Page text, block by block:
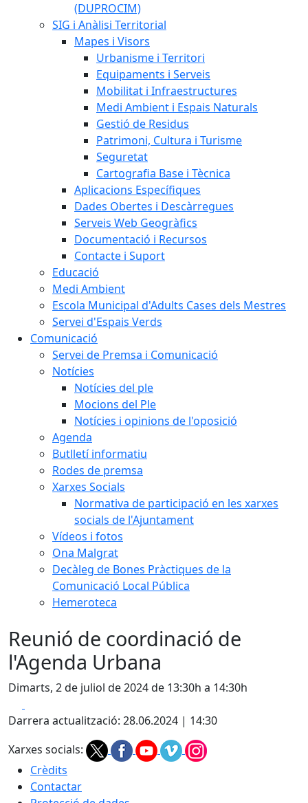
(DUPROCIM)
SIG i Anàlisi Territorial
Mapes i Visors
Urbanisme i Territori
Equipaments i Serveis
Mobilitat i Infraestructures
Medi Ambient i Espais Naturals
Gestió de Residus
Patrimoni, Cultura i Turisme
Seguretat
Cartografia Base i Tècnica
Aplicacions Específiques
Dades Obertes i Descàrregues
Serveis Web Geogràfics
Documentació i Recursos
Contacte i Suport
Educació
Medi Ambient
Escola Municipal d'Adults Cases dels Mestres
Servei d'Espais Verds
Comunicació
Servei de Premsa i Comunicació
Notícies
Notícies del ple
Mocions del Ple
Notícies i opinions de l'oposició
Agenda
Butlletí informatiu
Rodes de premsa
Xarxes Socials
Normativa de participació en les xarxes
socials de l'Ajuntament
Vídeos i fotos
Ona Malgrat
Decàleg de Bones Pràctiques de la
Comunicació Local Pública
Hemeroteca
Reunió de coordinació de
l'Agenda Urbana
Dimarts, 2 de juliol de 2024 de 13:30h a 14:30h
Darrera actualització: 28.06.2024 | 14:30
Xarxes socials:
Crèdits
Contactar